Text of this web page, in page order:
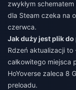
zwykłym
dla Steam czeka na
czerwca.
Jak duży jest plik do
Rdzeń aktualizacji to
całkowitego miejsca
HoYoverse zaleca 8
preloadu.